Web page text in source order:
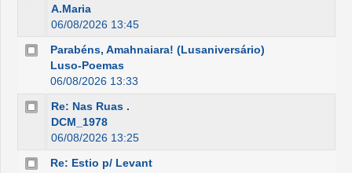
A.Maria
06/08/2026 13:45
Parabéns, Amahnaiara! (Lusaniversário)
Luso-Poemas
06/08/2026 13:33
Re: Nas Ruas .
DCM_1978
06/08/2026 13:25
Re: Estio p/ Levant